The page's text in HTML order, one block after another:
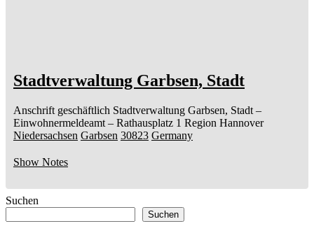
Stadtverwaltung Garbsen, Stadt
Anschrift geschäftlich Stadtverwaltung Garbsen, Stadt –
Einwohnermeldeamt – Rathausplatz 1 Region Hannover
Niedersachsen Garbsen 30823 Germany
Show Notes
Suchen
Suchen